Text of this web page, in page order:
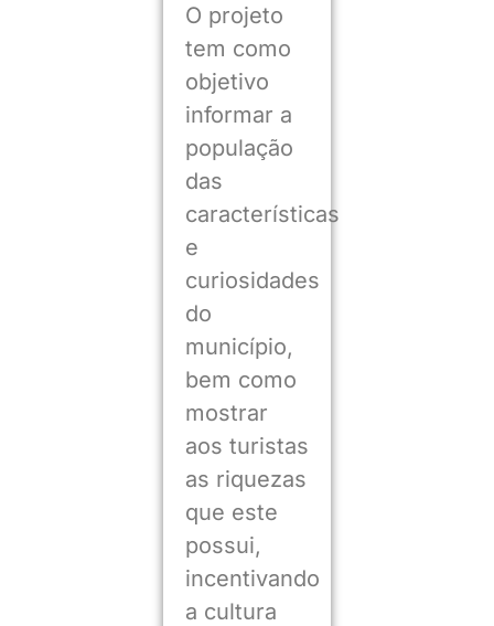
O projeto
tem como
objetivo
informar a
população
das
características
e
curiosidades
do
município,
bem como
mostrar
aos turistas
as riquezas
que este
possui,
incentivando
a cultura